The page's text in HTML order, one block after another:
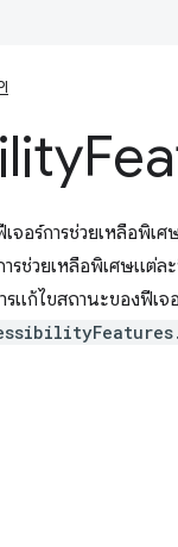
เจอร์การช่วยเหลือพิเ
รช่วยเหลือพิเศษแต่ล
รแก้ไขสถานะของฟีเ